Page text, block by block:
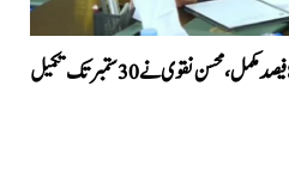
اسلام آباد سیف سٹی توسیعی منصوبہ 85 فیصد مکمل، محسن نقوی نے 30 ستمبر تک تکمیل